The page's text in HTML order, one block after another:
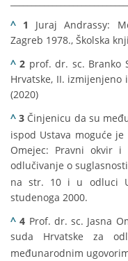
^ 1
Juraj Andrassy:
Zagreb 1978., Školska
^2 prof. dr. sc. Branko
Hrvatske, II.
(2020)
^3 Činjenicu da su
ispod Ustava moguće
Omejec: Pravni okvir i
odlučivanje o
na str. 10 i u odluci
studenoga 2000.
^4 Prof. dr. sc. Jasna
suda Hrvatske za
međunarodnim